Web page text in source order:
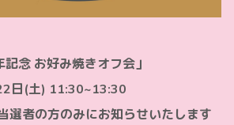
念 お好み焼きオフ会」
日(土) 11:30~13:30
選者の方のみにお知らせいたします